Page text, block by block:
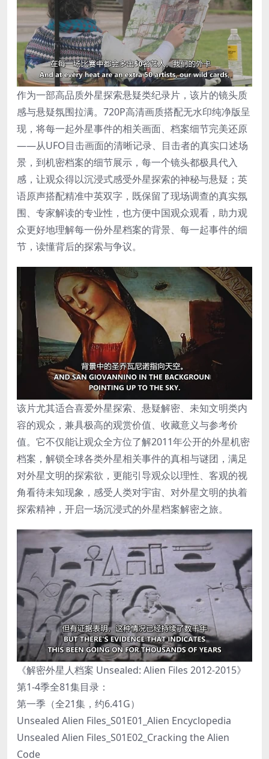
作为一部高品质外星探索悬疑类纪录片，该片的镜头质
感与悬疑氛围拉满。720P高清画质搭配无水印纯净版呈
现，将每一起外星事件的相关画面、档案细节完美还原
——从UFO目击画面的清晰记录、目击者的真实口述场
景，到机密档案的细节展示，每一个镜头都极具代入
感，让观众得以沉浸式感受外星探索的神秘与悬疑；英
语原声搭配精准中英双字，既保留了现场调查的真实氛
围、专家解读的专业性，也方便中国观众观看，助力观
众更好地理解每一份外星档案的背景、每一起事件的细
节，读懂背后的探索与争议。
该片尤其适合喜爱外星探索、悬疑解密、未知文明类内
容的观众，兼具极高的观赏价值、收藏意义与参考价
值。它不仅能让观众全方位了解2011年公开的外星机密
档案，解锁全球各类外星相关事件的真相与谜团，满足
对外星文明的探索欲，更能引导观众以理性、客观的视
角看待未知现象，感受人类对宇宙、对外星文明的执着
探索精神，开启一场沉浸式的外星档案解密之旅。
《解密外星人档案 Unsealed: Alien Files 2012-2015》
第1-4季全81集目录：
第一季（全21集，约6.41G）
Unsealed Alien Files_S01E01_Alien Encyclopedia
Unsealed Alien Files_S01E02_Cracking the Alien
Code